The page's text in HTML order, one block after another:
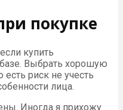
покупке
купить
Выбрать хорошую
риск не учесть
лица.
Иногда я прихожу